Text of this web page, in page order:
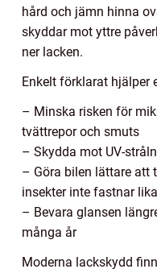
hård och jämn hinna
skyddar mot yttre
ner lacken.
Enkelt förklarat hjälper
– Minska risken för
tvättrepor och smuts
– Skydda mot UV-
– Göra bilen lättare att
insekter inte fastnar
– Bevara glansen
många år
Moderna lackskydd